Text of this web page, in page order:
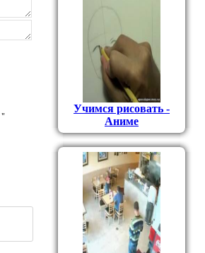
"
Учимся рисовать -
Аниме